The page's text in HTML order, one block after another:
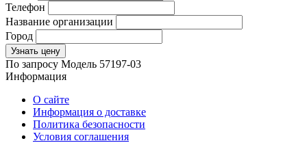
Телефон
Название организации
Город
Узнать цену
По запросу Модель 57197-03
Информация
О сайте
Информация о доставке
Политика безопасности
Условия соглашения